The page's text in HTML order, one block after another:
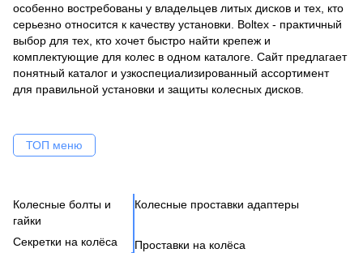
особенно востребованы у владельцев литых дисков и тех, кто
серьезно относится к качеству установки. Boltex - практичный
выбор для тех, кто хочет быстро найти крепеж и
комплектующие для колес в одном каталоге. Сайт предлагает
понятный каталог и узкоспециализированный ассортимент
для правильной установки и защиты колесных дисков.
ТОП меню
Колесные болты и
гайки
Секретки на колёса
Колесные проставки адаптеры
Проставки на колёса